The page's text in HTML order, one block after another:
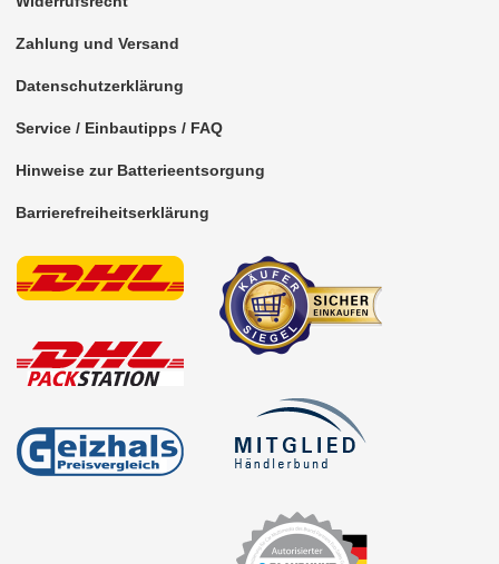
Zahlung und Versand
Datenschutzerklärung
Service / Einbautipps / FAQ
Hinweise zur Batterieentsorgung
Barrierefreiheitserklärung